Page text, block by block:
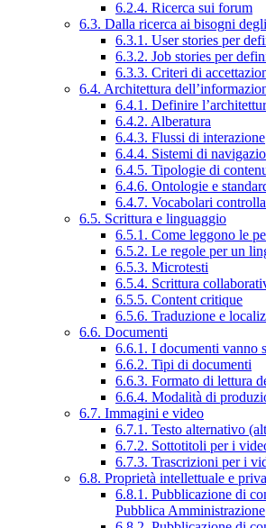
6.2.4. Ricerca sui forum
6.3. Dalla ricerca ai bisogni
6.3.1. User stories per
6.3.2. Job stories per
6.3.3. Criteri di
6.4. Architettura
6.4.1. Definire
6.4.2. Alberatura
6.4.3. Flussi di interazione
6.4.4. Sistemi di
6.4.5. Tipologie di
6.4.6. Ontologie e
6.4.7. Vocabolari
6.5. Scrittura e linguaggio
6.5.1. Come leggono le
6.5.2. Le regole per un
6.5.3. Microtesti
6.5.4. Scrittura
6.5.5. Content critique
6.5.6. Traduzione e
6.6. Documenti
6.6.1. I documenti vanno
6.6.2. Tipi di documenti
6.6.3. Formato di lettura
6.6.4. Modalità di
6.7. Immagini e video
6.7.1. Testo alternativo
6.7.2. Sottotitoli per i
6.7.3. Trascrizioni per i
6.8. Proprietà intellettuale e
6.8.1. Pubblicazione di
Pubblica Amministrazione